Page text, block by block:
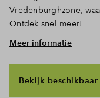
Vredenburghzone,
Ontdek snel meer!
Ruimte, licht en
toilet en trapopgang
waar het daglicht
Meer informatie
Bekijk beschikbaar